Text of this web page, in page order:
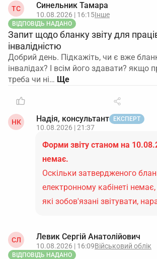
ТС Синельник Тамара
10.08.2026 | 16:15Інше
ВІДПОВІДЬ НАДАНО
Запит щодо бланку звіту для
інвалідністю
Добрий день. Підкажіть, чи є вже
інвалідах? І всім його здавати? якщо
треба чи ні…
НК Надія, консультант ЕКСПЕРТ
10.08.2026 | 21:37
Форми звіту станом на
немає.
Оскільки затвердженого
електронному кабінеті
які зобов'язані звітувати,
СЛ Левик Сергій Анатолійович
10.08.2026 | 16:09Військовий облік
ВІДПОВІДЬ НАДАНО